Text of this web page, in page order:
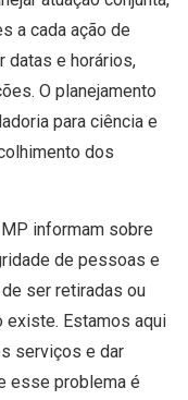
a cada ação de
datas e horários,
O planejamento
para ciência e
dos
informam sobre
de pessoas e
ser retiradas ou
existe. Estamos aqui
serviços e dar
esse problema é